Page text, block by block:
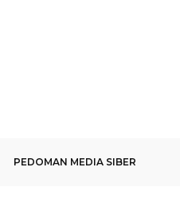
PEDOMAN MEDIA SIBER